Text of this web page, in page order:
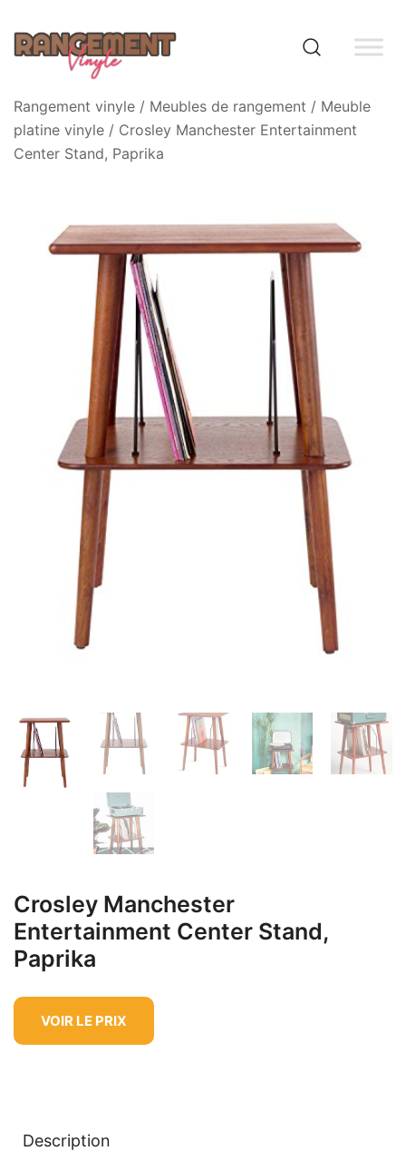
content
Rangement vinyle
Rangement vinyle / Meubles de rangement / Meuble
platine vinyle / Crosley Manchester Entertainment
Center Stand, Paprika
Crosley Manchester
Entertainment Center Stand,
Paprika
VOIR LE PRIX
Description